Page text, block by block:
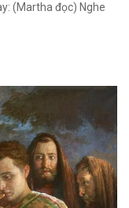
(Martha đọc) Nghe